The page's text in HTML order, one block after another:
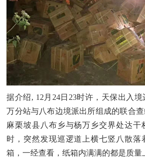
据介绍, 12 月 24日 23时许，天保出入
万分站与八布边境派出所组成的联合
麻栗坡县八布乡与杨万乡交界处达干
时，突然发现巡逻道上横七竖八散落
箱，一经查看，纸箱内满满的都是质量